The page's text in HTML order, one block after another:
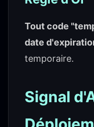
Tout code
date
temporaire.
Signal